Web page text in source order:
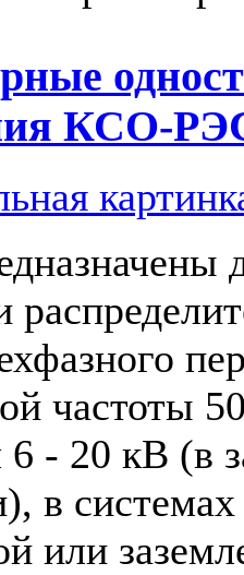
КСО-
частоты
- 20 кВ (в
в системах
или